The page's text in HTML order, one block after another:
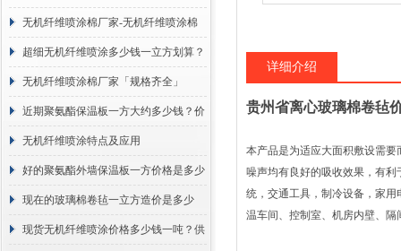
无机纤维喷涂棉厂家-无机纤维喷涂棉
支持定制厂家-【建峰保温】
超细无机纤维喷涂多少钱一立方划算？
价格
无机纤维喷涂棉厂家「规格齐全」
近期聚氨酯保温板一方大约多少钱？价
格行情
无机纤维喷涂特点及应用
好的聚氨酯外墙保温板一方价格是多少
钱？
现在的玻璃棉卷毡一立方造价是多少
钱？价格行情
现货无机纤维喷涂价格多少钱一吨？供
详细介绍
贵州省离心玻璃棉卷毡
本产品是为适应大面积敷设需
噪声均有良好的吸收效果，有
统，交通工具，制冷设备，家
温车间、控制室、机房内壁、隔